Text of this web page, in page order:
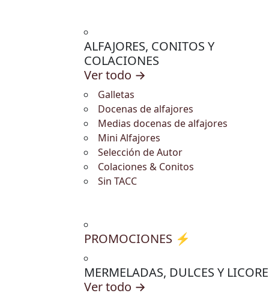
ALFAJORES, CONITOS Y
COLACIONES
Ver todo →
Galletas
Docenas de alfajores
Medias docenas de alfajores
Mini Alfajores
Selección de Autor
Colaciones & Conitos
Sin TACC
PROMOCIONES ⚡
MERMELADAS, DULCES Y
Ver todo →